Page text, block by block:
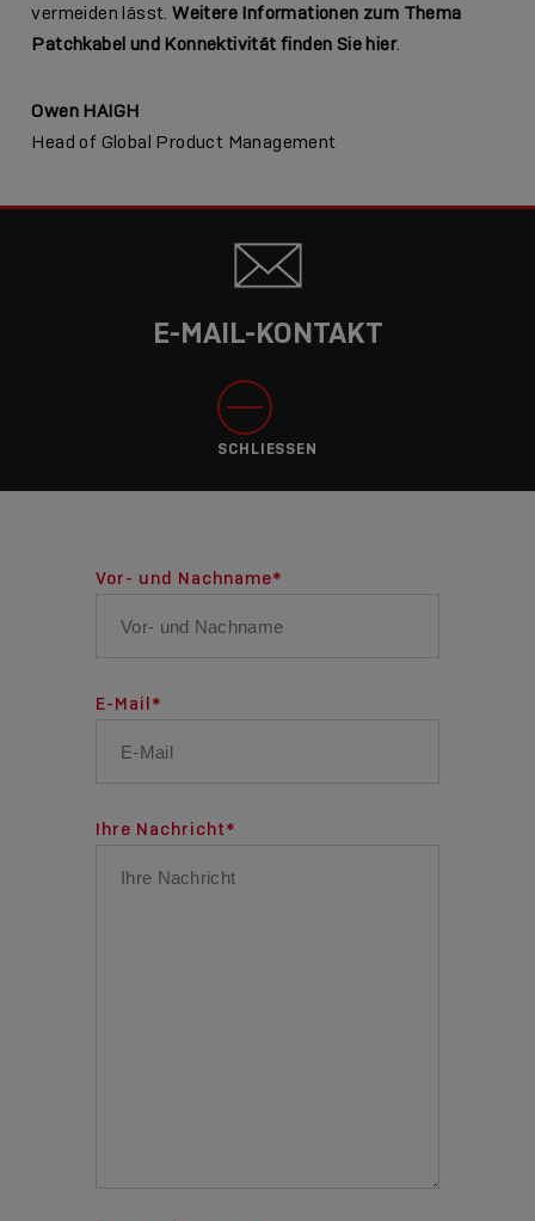
vermeiden lässt.Weitere Informationen zum Thema
Patchkabel und Konnektivität finden Sie hier.
Owen HAIGH
Head of Global Product Management
E-MAIL-KONTAKT
SCHLIESSEN
Vor- und Nachname*
E-Mail*
Ihre Nachricht*